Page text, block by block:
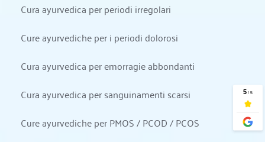
Cura ayurvedica per periodi irregolari
Cure ayurvediche per i periodi dolorosi
Cura ayurvedica per emorragie abbondanti
Cura ayurvedica per sanguinamenti scarsi
Cure ayurvediche per PMOS / PCOD / PCOS